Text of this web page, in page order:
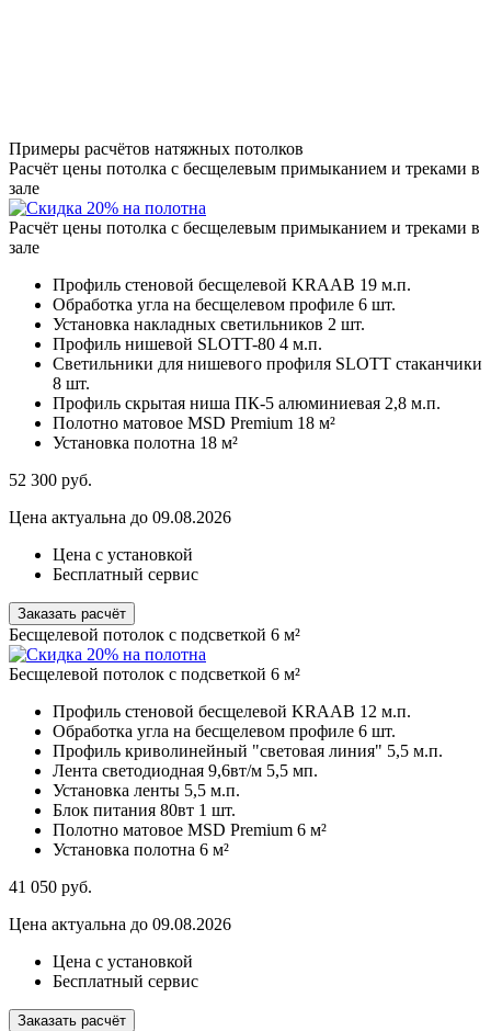
Примеры расчётов натяжных потолков
Расчёт цены потолка с бесщелевым примыканием и треками в
зале
Расчёт цены потолка с бесщелевым примыканием и треками в
зале
Профиль стеновой бесщелевой KRAAB 19 м.п.
Обработка угла на бесщелевом профиле 6 шт.
Установка накладных светильников 2 шт.
Профиль нишевой SLOTT-80 4 м.п.
Светильники для нишевого профиля SLOTT стаканчики
8 шт.
Профиль скрытая ниша ПК-5 алюминиевая 2,8 м.п.
Полотно матовое MSD Premium 18 м²
Установка полотна 18 м²
52 300 руб.
Цена актуальна до 09.08.2026
Цена с установкой
Бесплатный сервис
Заказать расчёт
Бесщелевой потолок с подсветкой 6 м²
Бесщелевой потолок с подсветкой 6 м²
Профиль стеновой бесщелевой KRAAB 12 м.п.
Обработка угла на бесщелевом профиле 6 шт.
Профиль криволинейный "световая линия" 5,5 м.п.
Лента светодиодная 9,6вт/м 5,5 мп.
Установка ленты 5,5 м.п.
Блок питания 80вт 1 шт.
Полотно матовое MSD Premium 6 м²
Установка полотна 6 м²
41 050 руб.
Цена актуальна до 09.08.2026
Цена с установкой
Бесплатный сервис
Заказать расчёт